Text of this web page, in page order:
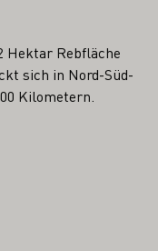
Hektar Rebfläche
sich in Nord-Süd-
Kilometern.